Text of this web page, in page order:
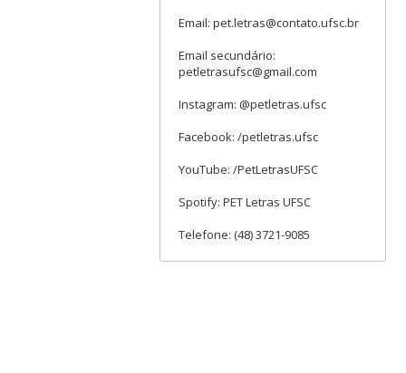
Email: pet.letras@contato.ufsc.br
Email secundário:
petletrasufsc@gmail.com
Instagram: @petletras.ufsc
Facebook: /petletras.ufsc
YouTube: /PetLetrasUFSC
Spotify: PET Letras UFSC
Telefone: (48) 3721-9085